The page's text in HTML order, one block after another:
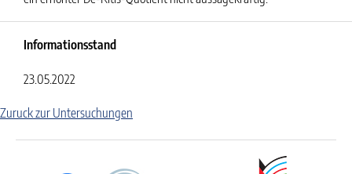
Informationsstand
23.05.2022
Zuruck zur Untersuchungen